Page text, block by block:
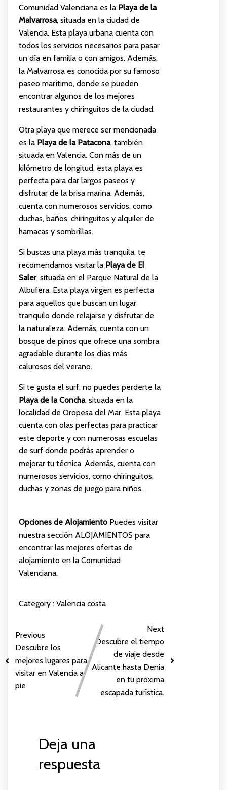
Comunidad Valenciana es la Playa de la
Malvarrosa, situada en la ciudad de
Valencia. Esta playa urbana cuenta con
todos los servicios necesarios para pasar
un día en familia o con amigos. Además,
la Malvarrosa es conocida por su famoso
paseo marítimo, donde se pueden
encontrar algunos de los mejores
restaurantes y chiringuitos de la ciudad.
Otra playa que merece ser mencionada
es la Playa de la Patacona, también
situada en Valencia. Con más de un
kilómetro de longitud, esta playa es
perfecta para dar largos paseos y
disfrutar de la brisa marina. Además,
cuenta con numerosos servicios, como
duchas, baños, chiringuitos y alquiler de
hamacas y sombrillas.
Si buscas una playa más tranquila, te
recomendamos visitar la Playa de El
Saler, situada en el Parque Natural de la
Albufera. Esta playa virgen es perfecta
para aquellos que buscan un lugar
tranquilo donde relajarse y disfrutar de
la naturaleza. Además, cuenta con un
bosque de pinos que ofrece una sombra
agradable durante los días más
calurosos del verano.
Si te gusta el surf, no puedes perderte la
Playa de la Concha, situada en la
localidad de Oropesa del Mar. Esta playa
cuenta con olas perfectas para practicar
este deporte y con numerosas escuelas
de surf donde podrás aprender o
mejorar tu técnica. Además, cuenta con
numerosos servicios, como chiringuitos,
duchas y zonas de juego para niños.
Opciones de AlojamientoPuedes visitar
nuestra sección ALOJAMIENTOS para
encontrar las mejores ofertas de
alojamiento en la Comunidad
Valenciana.
Category : Valencia costa
Previous
Descubre los
mejores lugares para
visitar en Valencia a
pie
Next
Descubre el tiempo
de viaje desde
Alicante hasta Denia
en tu próxima
escapada turística.
Deja una
respuesta